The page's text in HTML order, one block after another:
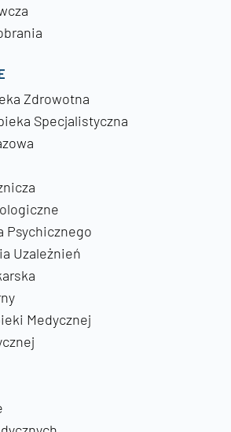
Zdrowotna
Specjalistyczna
Psychicznego
Uzależnień
Medycznej